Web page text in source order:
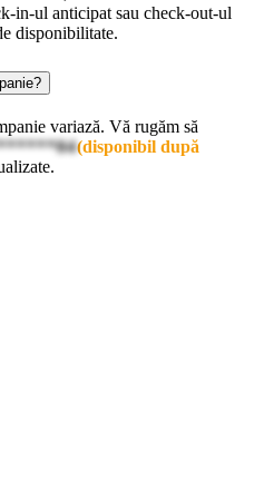
in-ul anticipat sau check-out-ul
disponibilitate.
variază. Vă rugăm să
(disponibil după